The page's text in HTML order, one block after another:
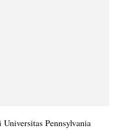
Pennsylvania